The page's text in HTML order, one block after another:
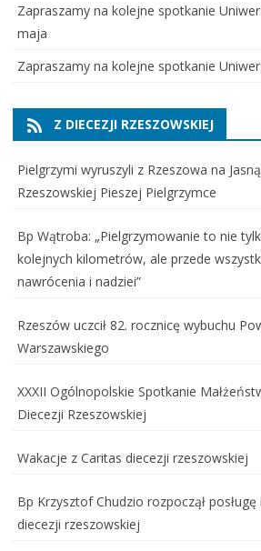
Zapraszamy na kolejne spotkanie
maja
Zapraszamy na kolejne spotkanie
Z DIECEZJI RZESZOWSKIEJ
Pielgrzymi wyruszyli z Rzeszowa na
Rzeszowskiej Pieszej Pielgrzymce
Bp Wątroba: „Pielgrzymowanie to nie
kolejnych kilometrów, ale przede
nawrócenia i nadziei”
Rzeszów uczcił 82. rocznicę wybuchu
Warszawskiego
XXXII Ogólnopolskie Spotkanie
Diecezji Rzeszowskiej
Wakacje z Caritas diecezji rzeszowskiej
Bp Krzysztof Chudzio rozpoczął
diecezji rzeszowskiej